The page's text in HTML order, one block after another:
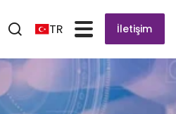
TR İletişim